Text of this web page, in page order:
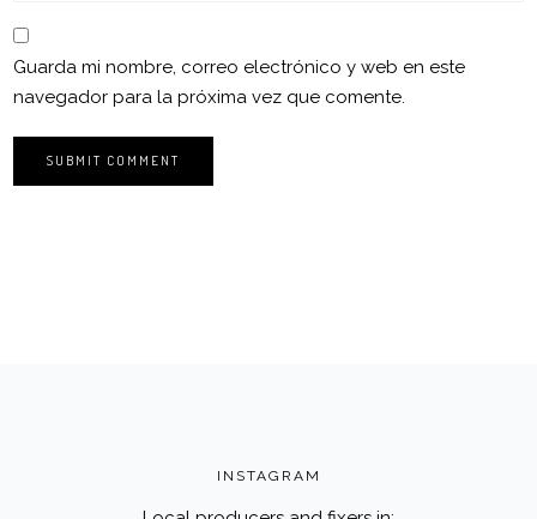
Guarda mi nombre, correo electrónico y web en este
navegador para la próxima vez que comente.
INSTAGRAM